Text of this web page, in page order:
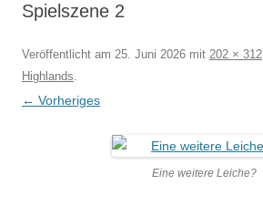
Spielszene 2
Veröffentlicht am 25. Juni 2026 mit 202 × 312
Highlands.
← Vorheriges
Eine weitere Leiche?